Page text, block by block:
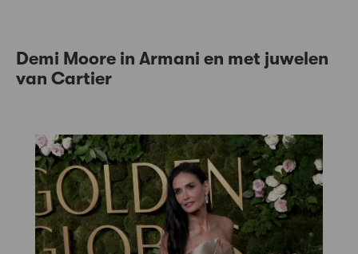
Demi Moore in Armani en met juwelen
van Cartier